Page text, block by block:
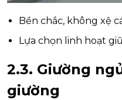
Bền chắc, không xệ
Lựa chọn linh hoạt
2.3. Giường
giường